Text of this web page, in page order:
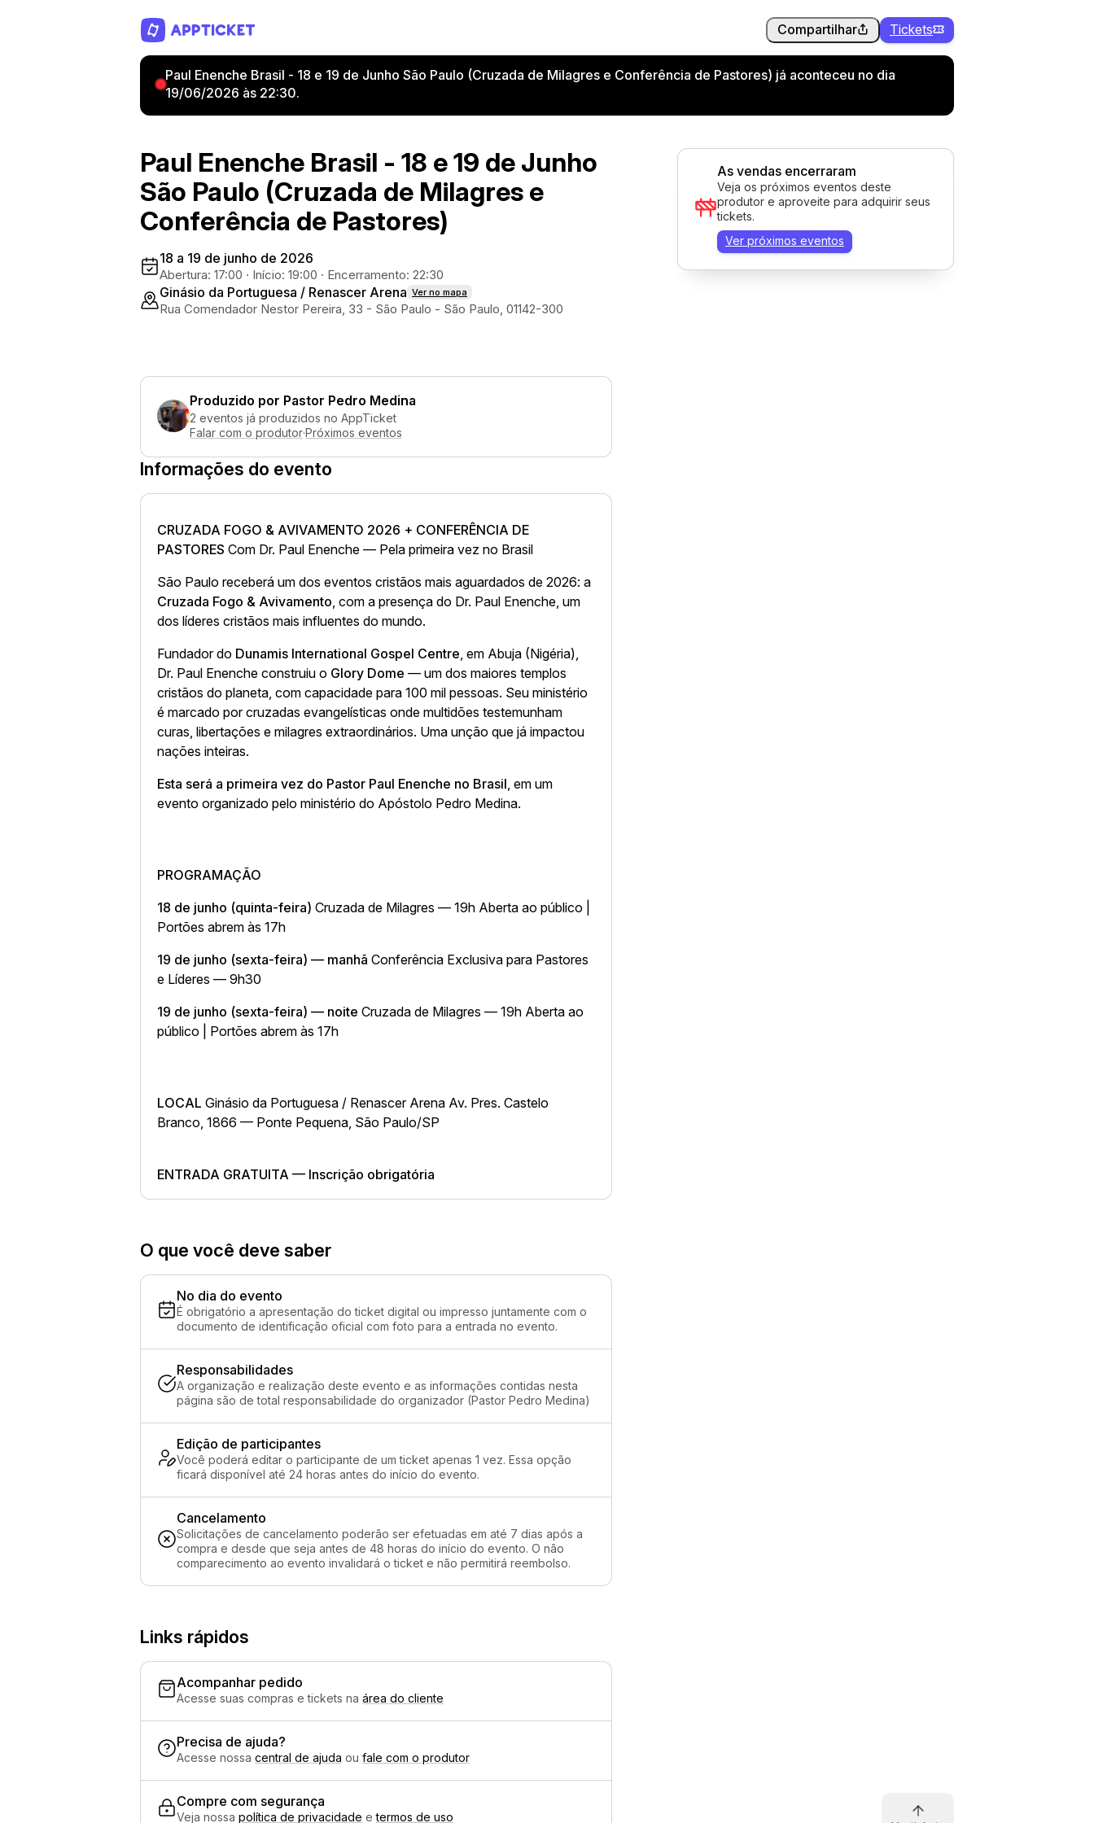
Compartilhar Tickets
Paul Enenche Brasil - 18 e 19 de Junho São Paulo (Cruzada de Milagres e Conferência de Pastores) já aconteceu no dia
19/06/2026 às 22:30.
Paul Enenche Brasil - 18 e 19 de Junho
São Paulo (Cruzada de Milagres e
Conferência de Pastores)
18 a 19 de junho de 2026
Abertura: 17:00 · Início: 19:00 · Encerramento: 22:30
Ginásio da Portuguesa / Renascer Arena Ver no mapa
Rua Comendador Nestor Pereira, 33 - São Paulo - São Paulo, 01142-300
Produzido por Pastor Pedro Medina
2 eventos já produzidos no AppTicket
Falar com o produtor·Próximos eventos
Informações do evento
CRUZADA FOGO & AVIVAMENTO 2026 + CONFERÊNCIA DE
PASTORES Com Dr. Paul Enenche — Pela primeira vez no Brasil
São Paulo receberá um dos eventos cristãos mais aguardados de 2026: a
Cruzada Fogo & Avivamento, com a presença do Dr. Paul Enenche, um
dos líderes cristãos mais influentes do mundo.
Fundador do Dunamis International Gospel Centre, em Abuja (Nigéria),
Dr. Paul Enenche construiu o Glory Dome — um dos maiores templos
cristãos do planeta, com capacidade para 100 mil pessoas. Seu ministério
é marcado por cruzadas evangelísticas onde multidões testemunham
curas, libertações e milagres extraordinários. Uma unção que já impactou
nações inteiras.
Esta será a primeira vez do Pastor Paul Enenche no Brasil, em um
evento organizado pelo ministério do Apóstolo Pedro Medina.
PROGRAMAÇÃO
18 de junho (quinta-feira) Cruzada de Milagres — 19h Aberta ao público |
Portões abrem às 17h
19 de junho (sexta-feira) — manhã Conferência Exclusiva para Pastores
e Líderes — 9h30
19 de junho (sexta-feira) — noite Cruzada de Milagres — 19h Aberta ao
público | Portões abrem às 17h
LOCAL Ginásio da Portuguesa / Renascer Arena Av. Pres. Castelo
Branco, 1866 — Ponte Pequena, São Paulo/SP
ENTRADA GRATUITA — Inscrição obrigatória
As vendas encerraram
Veja os próximos eventos deste
produtor e aproveite para adquirir seus
tickets.
Ver próximos eventos
O que você deve saber
No dia do evento
É obrigatório a apresentação do ticket digital ou impresso juntamente com o
documento de identificação oficial com foto para a entrada no evento.
Responsabilidades
A organização e realização deste evento e as informações contidas nesta
página são de total responsabilidade do organizador (Pastor Pedro Medina)
Edição de participantes
Você poderá editar o participante de um ticket apenas 1 vez. Essa opção
ficará disponível até 24 horas antes do início do evento.
Cancelamento
Solicitações de cancelamento poderão ser efetuadas em até 7 dias após a
compra e desde que seja antes de 48 horas do início do evento. O não
comparecimento ao evento invalidará o ticket e não permitirá reembolso.
Links rápidos
Acompanhar pedido
Acesse suas compras e tickets na área do cliente
Precisa de ajuda?
Acesse nossa central de ajuda ou fale com o produtor
Compre com segurança
Veja nossa política de privacidade etermos de uso